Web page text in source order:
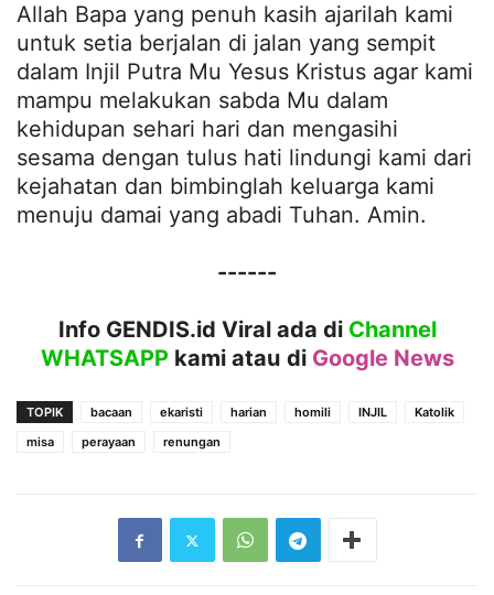
Allah Bapa yang penuh kasih ajarilah kami
untuk setia berjalan di jalan yang sempit
dalam Injil Putra Mu Yesus Kristus agar kami
mampu melakukan sabda Mu dalam
kehidupan sehari hari dan mengasihi
sesama dengan tulus hati lindungi kami dari
kejahatan dan bimbinglah keluarga kami
menuju damai yang abadi Tuhan. Amin.
------
Info GENDIS.id Viral ada di Channel
WHATSAPPkami atau di Google News
TOPIK bacaan ekaristi harian homili INJIL
Katolik
misa
perayaan renungan